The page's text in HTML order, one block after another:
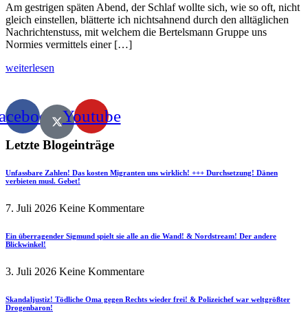
Am gestrigen späten Abend, der Schlaf wollte sich, wie so oft, nicht
gleich einstellen, blätterte ich nichtsahnend durch den alltäglichen
Nachrichtenstuss, mit welchem die Bertelsmann Gruppe uns
Normies vermittels einer […]
weiterlesen
Youtube
Letzte Blogeinträge
Unfassbare Zahlen! Das kosten Migranten uns wirklich! +++ Durchsetzung! Dänen
verbieten musl. Gebet!
7. Juli 2026 Keine Kommentare
Ein überragender Sigmund spielt sie alle an die Wand! & Nordstream! Der andere
Blickwinkel!
3. Juli 2026 Keine Kommentare
Skandaljustiz! Tödliche Oma gegen Rechts wieder frei! & Polizeichef war weltgrößter
Drogenbaron!